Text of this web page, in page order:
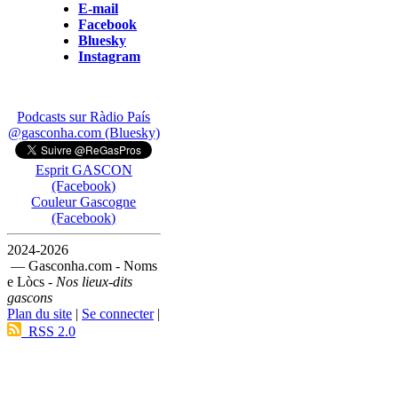
E-mail
Facebook
Bluesky
Instagram
Podcasts sur Ràdio País
@gasconha.com (Bluesky)
Esprit GASCON
(Facebook)
Couleur Gascogne
(Facebook)
2024-2026
— Gasconha.com - Noms
e Lòcs - Nos lieux-dits
gascons
Plan du site | Se connecter|
RSS 2.0